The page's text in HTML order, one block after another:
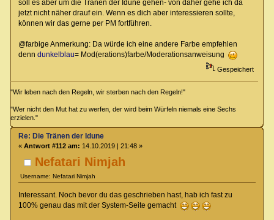
soll es aber um die Tränen der Idune gehen- von daher gehe ich da
jetzt nicht näher drauf ein. Wenn es dich aber interessieren sollte,
können wir das gerne per PM fortführen.
@farbige Anmerkung: Da würde ich eine andere Farbe empfehlen
denn dunkelblau= Mod(erations)farbe/Moderationsanweisung
Gespeichert
"Wir leben nach den Regeln, wir sterben nach den Regeln!"
"Wer nicht den Mut hat zu werfen, der wird beim Würfeln niemals eine Sechs
erzielen."
Nefatari Nimjah
Username: Nefatari Nimjah
Re: Die Tränen der Idune
« Antwort #112 am: 14.10.2019 | 21:48 »
Interessant. Noch bevor du das geschrieben hast, hab ich fast zu
100% genau das mit der System-Seite gemacht